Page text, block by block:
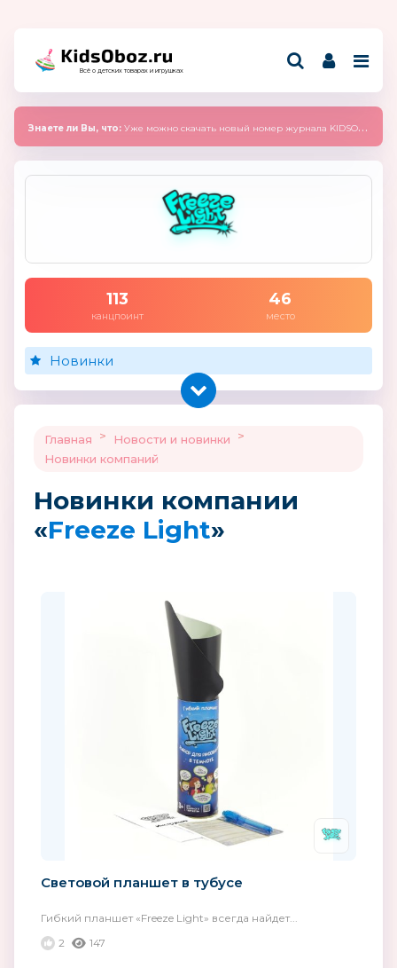
Всё о детских товарах и игрушках
Знаете ли Вы, что: Уже можно скачать новый номер журнала KIDSOBOZ 2025 (сентябрь)
113
канцпоинт
46
место
Новинки
Главная > Новости и новинки
>
Новинки компаний
Новинки компании
«Freeze Light»
Световой планшет в тубусе
Гибкий планшет «Freeze Light» всегда найдет...
2
147